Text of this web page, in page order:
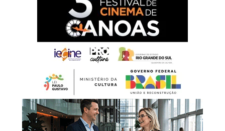
A Defesa Civil alertou para a possibilidade de novos
aumentos no nível dos rios, especialmente nas regiões
Centro e Oeste, devido ao chamado “repique”, quando os
cursos d’água voltam a subir após um período de redução.
As bacias dos rios Camaquã, Ibicuí, Santa Maria e Vacacaí
permanecem em alerta para inundação. Na Região
Hidrográfica do Guaíba, a atenção está voltada para os
rios Jacuí, Caí, Sinos e Gravataí. Já as bacias de resposta
rápida, como Taquari e Caí, apresentam, neste momento,
risco considerado baixo.